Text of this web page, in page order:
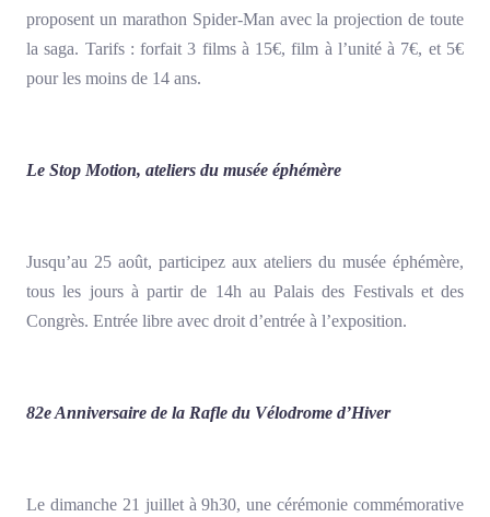
proposent un marathon Spider-Man avec la projection de toute
la saga. Tarifs : forfait 3 films à 15€, film à l’unité à 7€, et 5€
pour les moins de 14 ans.
Le Stop Motion, ateliers du musée éphémère
Jusqu’au 25 août, participez aux ateliers du musée éphémère,
tous les jours à partir de 14h au Palais des Festivals et des
Congrès. Entrée libre avec droit d’entrée à l’exposition.
82e Anniversaire de la Rafle du Vélodrome d’Hiver
Le dimanche 21 juillet à 9h30, une cérémonie commémorative